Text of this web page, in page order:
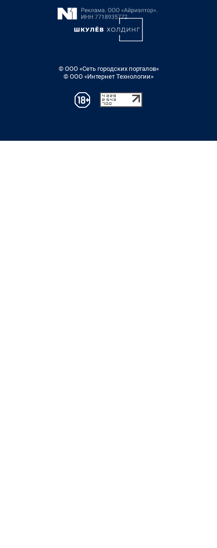
© ООО «Сеть городских порталов»
© ООО «Интернет Технологии»